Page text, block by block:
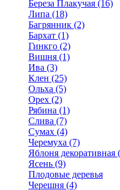
Береза Плакучая (16)
Липа (18)
Багрянник (2)
Бархат (1)
Гинкго (2)
Вишня (1)
Ива (3)
Клен (25)
Ольха (5)
Орех (2)
Рябина (1)
Слива (7)
Сумах (4)
Черемуха (7)
Яблоня декоративная
Ясень (9)
Плодовые деревья
Черешня (4)